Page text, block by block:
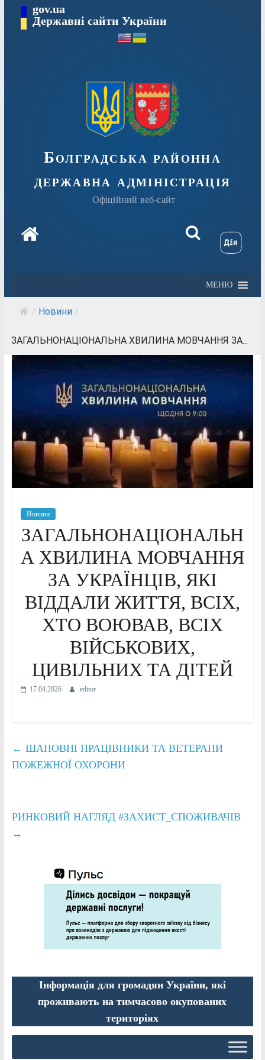
Перейтиgov.ua
Державні сайти України
Болградська районна
державна адміністрація
Офіційний веб-сайт
МЕНЮ
/ Новини /
ЗАГАЛЬНОНАЦІОНАЛЬНА ХВИЛИНА МОВЧАННЯ ЗА...
Новини
ЗАГАЛЬНОНАЦІОНАЛЬН
А ХВИЛИНА МОВЧАННЯ
ЗА УКРАЇНЦІВ, ЯКІ
ВІДДАЛИ ЖИТТЯ, ВСІХ,
ХТО ВОЮВАВ, ВСІХ
ВІЙСЬКОВИХ,
ЦИВІЛЬНИХ ТА ДІТЕЙ
17.04.2026 editor
← ШАНОВНІ ПРАЦІВНИКИ ТА ВЕТЕРАНИ
ПОЖЕЖНОЇ ОХОРОНИ
РИНКОВИЙ НАГЛЯД #ЗАХИСТ_СПОЖИВАЧІВ
→
Інформація для громадян України, які
проживають на тимчасово окупованих
територіях